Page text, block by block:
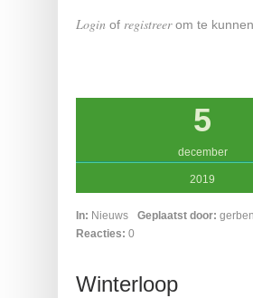
Login of registreerom te
5
december
2019
In: Nieuws Geplaatst door: gerben
Reacties: 0
Winterloop